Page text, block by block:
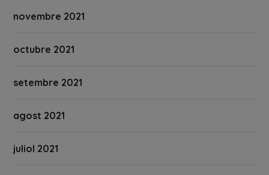
novembre 2021
octubre 2021
setembre 2021
agost 2021
juliol 2021